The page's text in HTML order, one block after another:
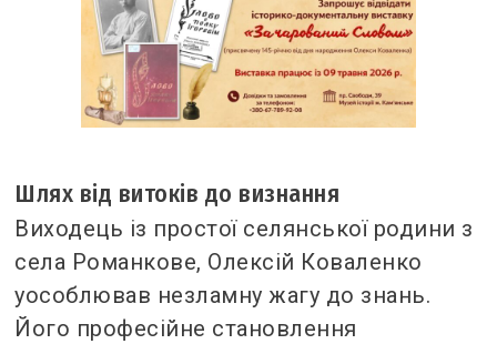
Шлях від витоків до визнання
Виходець із простої селянської родини з
села Романкове, Олексій Коваленко
уособлював незламну жагу до знань.
Його професійне становлення